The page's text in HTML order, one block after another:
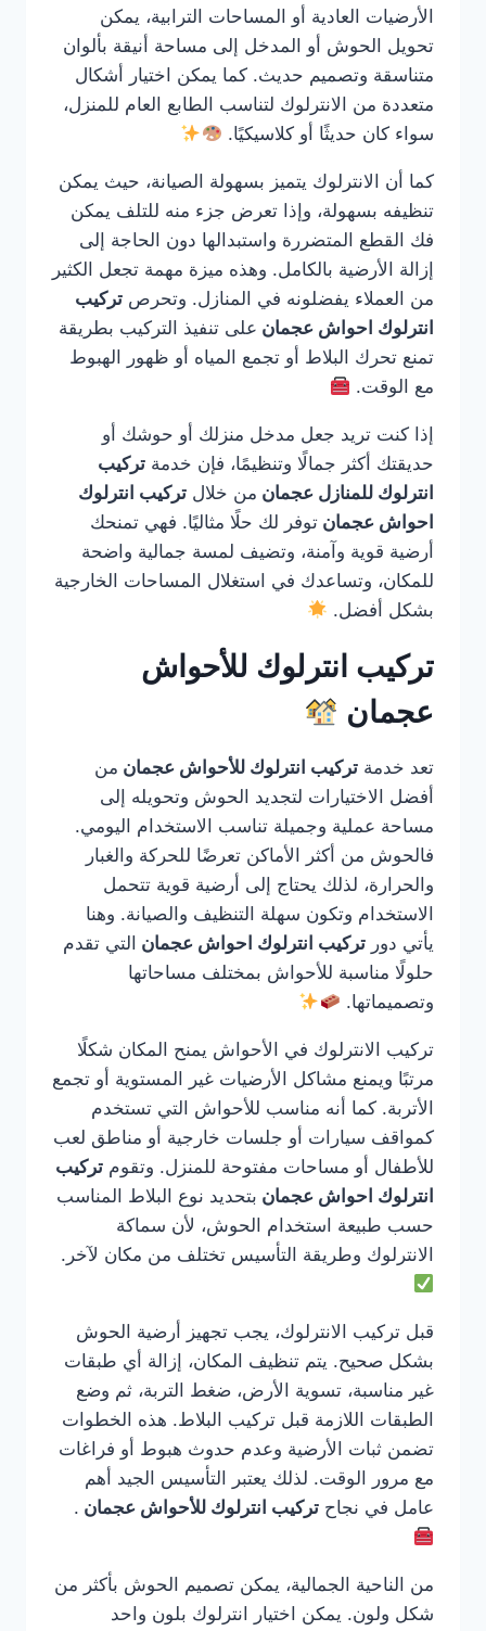
الأرضيات العادية أو المساحات الترابية، يمكن
تحويل الحوش أو المدخل إلى مساحة أنيقة بألوان
متناسقة وتصميم حديث. كما يمكن اختيار أشكال
متعددة من الانترلوك لتناسب الطابع العام للمنزل،
سواء كان حديثًا أو كلاسيكيًا.
كما أن الانترلوك يتميز بسهولة الصيانة، حيث يمكن
تنظيفه بسهولة، وإذا تعرض جزء منه للتلف يمكن
فك القطع المتضررة واستبدالها دون الحاجة إلى
إزالة الأرضية بالكامل. وهذه ميزة مهمة تجعل الكثير
من العملاء يفضلونه في المنازل. وتحرص تركيب
انترلوك احواش عجمان على تنفيذ التركيب بطريقة
تمنع تحرك البلاط أو تجمع المياه أو ظهور الهبوط
مع الوقت.
إذا كنت تريد جعل مدخل منزلك أو حوشك أو
حديقتك أكثر جمالًا وتنظيمًا، فإن خدمة تركيب
انترلوك للمنازل عجمان من خلال تركيب انترلوك
احواش عجمان توفر لك حلًا مثاليًا. فهي تمنحك
أرضية قوية وآمنة، وتضيف لمسة جمالية واضحة
للمكان، وتساعدك في استغلال المساحات الخارجية
بشكل أفضل.
تركيب انترلوك للأحواش
عجمان
تعد خدمة تركيب انترلوك للأحواش عجمان من
أفضل الاختيارات لتجديد الحوش وتحويله إلى
مساحة عملية وجميلة تناسب الاستخدام اليومي.
فالحوش من أكثر الأماكن تعرضًا للحركة والغبار
والحرارة، لذلك يحتاج إلى أرضية قوية تتحمل
الاستخدام وتكون سهلة التنظيف والصيانة. وهنا
يأتي دور تركيب انترلوك احواش عجمان التي تقدم
حلولًا مناسبة للأحواش بمختلف مساحاتها
وتصميماتها.
تركيب الانترلوك في الأحواش يمنح المكان شكلًا
مرتبًا ويمنع مشاكل الأرضيات غير المستوية أو تجمع
الأتربة. كما أنه مناسب للأحواش التي تستخدم
كمواقف سيارات أو جلسات خارجية أو مناطق لعب
للأطفال أو مساحات مفتوحة للمنزل. وتقوم تركيب
انترلوك احواش عجمان بتحديد نوع البلاط المناسب
حسب طبيعة استخدام الحوش، لأن سماكة
الانترلوك وطريقة التأسيس تختلف من مكان لآخر.
قبل تركيب الانترلوك، يجب تجهيز أرضية الحوش
بشكل صحيح. يتم تنظيف المكان، إزالة أي طبقات
غير مناسبة، تسوية الأرض، ضغط التربة، ثم وضع
الطبقات اللازمة قبل تركيب البلاط. هذه الخطوات
تضمن ثبات الأرضية وعدم حدوث هبوط أو فراغات
مع مرور الوقت. لذلك يعتبر التأسيس الجيد أهم
عامل في نجاح تركيب انترلوك للأحواش عجمان .
من الناحية الجمالية، يمكن تصميم الحوش بأكثر من
شكل ولون. يمكن اختيار انترلوك بلون واحد